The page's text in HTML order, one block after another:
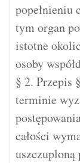
popełnieniu
tym organ
istotne
osoby
§ 2. Przepis
terminie
całości
uszczuploną